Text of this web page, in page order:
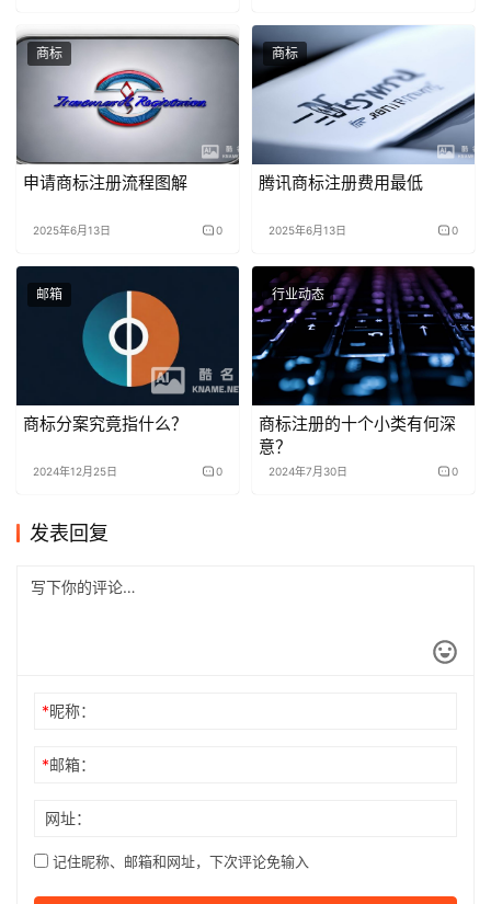
商标
申请商标注册流程图解
2025年6月13日 0
商标
腾讯商标注册费用最低
2025年6月13日 0
邮箱
商标分案究竟指什么？
2024年12月25日 0
行业动态
商标注册的十个小类有何深
意？
2024年7月30日 0
发表回复
*昵称：
*邮箱：
网址：
记住昵称、邮箱和网址，下次评论免输入